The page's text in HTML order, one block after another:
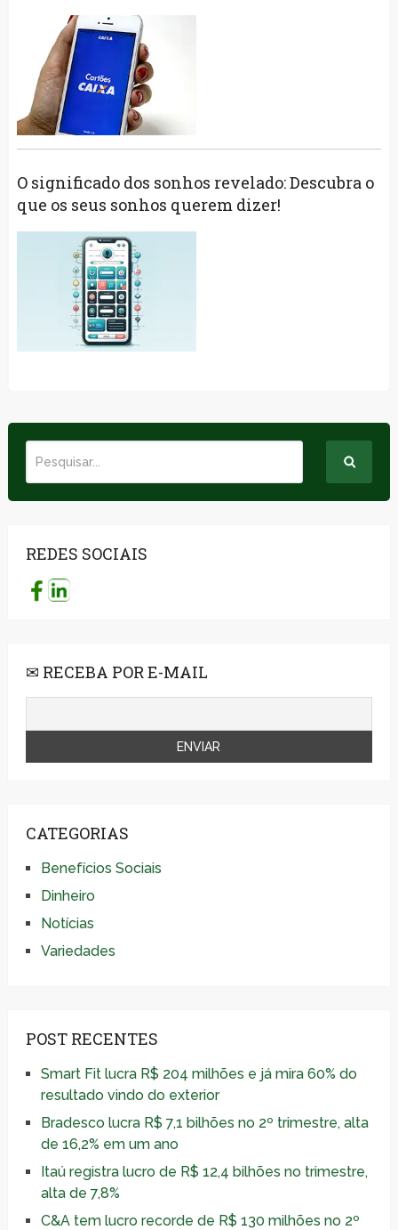
O significado dos sonhos revelado: Descubra o
que os seus sonhos querem dizer!
REDES SOCIAIS
✉ RECEBA POR E-MAIL
CATEGORIAS
Benefícios Sociais
Dinheiro
Notícias
Variedades
POST RECENTES
Smart Fit lucra R$ 204 milhões e já mira 60% do
resultado vindo do exterior
Bradesco lucra R$ 7,1 bilhões no 2º trimestre, alta
de 16,2% em um ano
Itaú registra lucro de R$ 12,4 bilhões no trimestre,
alta de 7,8%
C&A tem lucro recorde de R$ 130 milhões no 2º